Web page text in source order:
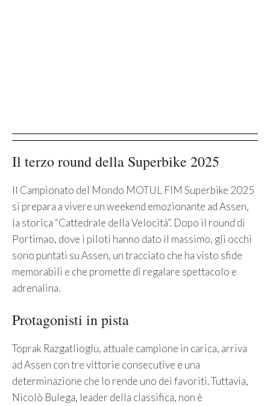
Il terzo round della Superbike 2025
Il Campionato del Mondo MOTUL FIM Superbike 2025
si prepara a vivere un weekend emozionante ad Assen,
la storica “Cattedrale della Velocità”. Dopo il round di
Portimao, dove i piloti hanno dato il massimo, gli occhi
sono puntati su Assen, un tracciato che ha visto sfide
memorabili e che promette di regalare spettacolo e
adrenalina.
Protagonisti in pista
Toprak Razgatlioglu, attuale campione in carica, arriva
ad Assen con tre vittorie consecutive e una
determinazione che lo rende uno dei favoriti. Tuttavia,
Nicolò Bulega, leader della classifica, non è